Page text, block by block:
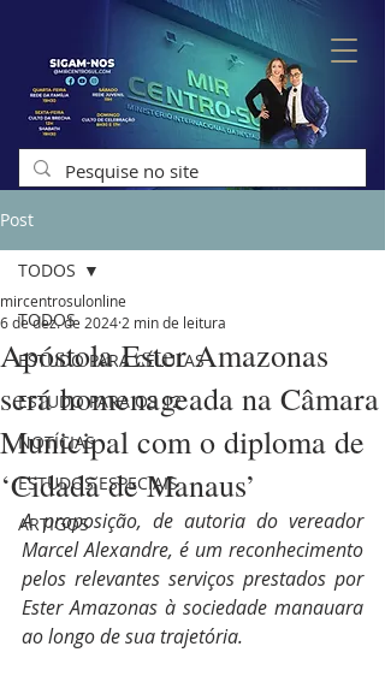
Post
TODOS
ESTUDO PARA CÉLULAS
ESTUDO PARA OS 12
NOTÍCIAS
ESTUDOS ESPECIAIS
ARTIGOS
TODOS
Apóstola Ester Amazonas
será homenageada na Câmara
Municipal com o diploma de
‘Cidadã de Manaus’
mircentrosulonline
6 de dez. de 2024 2 min de leitura
A proposição, de autoria do vereador
Marcel Alexandre, é um reconhecimento
pelos relevantes serviços prestados por
Ester Amazonas à sociedade manauara
ao longo de sua trajetória.